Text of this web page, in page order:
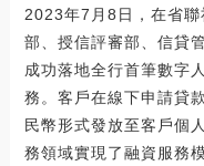
2023年7月8日，在省
部、授信評審部、信貸
成功落地全行首筆數字
務。客戶在線下申請貸
民幣形式發放至客戶個
務領域實現了融資服務